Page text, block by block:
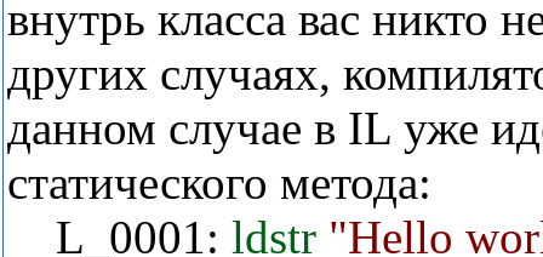
внутрь класса вас никто
других случаях,
данном случае в IL уже
статического метода:
L_0001: ldstr "Hello